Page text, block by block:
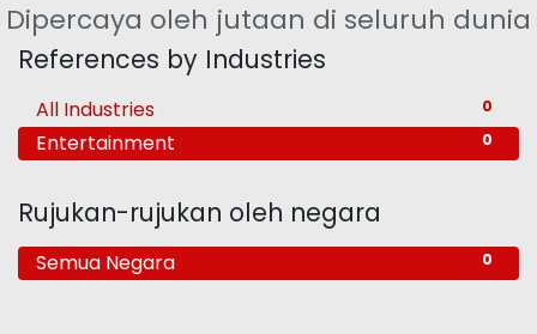
Dipercaya oleh jutaan di seluruh dunia
References by Industries
0
All Industries
0
Entertainment
Rujukan-rujukan oleh negara
0
Semua Negara